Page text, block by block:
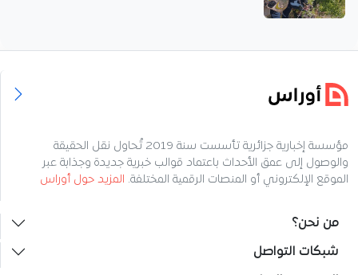
مؤسسة إخبارية جزائرية تأسست سنة 2019 تُحاول نقل الحقيقة
والوصول إلى عمق الأحداث باعتماد قوالب خبرية جديدة وجذابة عبر
الموقع الإلكتروني أو المنصات الرقمية المختلفة. المزيد حول أوراس
من نحن؟
شبكات التواصل